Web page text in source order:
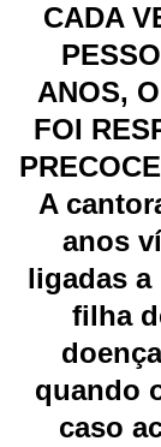
CADA
ANOS,
FOI
A
anos
ligadas
filha
quando
caso